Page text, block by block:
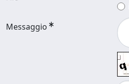
Messaggio